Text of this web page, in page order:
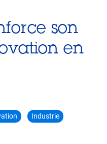
son
en
Industrie